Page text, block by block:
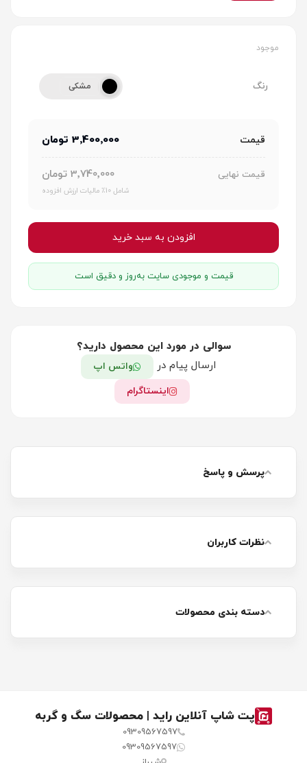
موجود
رنگ مشکی
قیمت 3٬400٬000 تومان
قیمت نهایی 3٬740٬000 تومان
شامل 10٪ مالیات ارزش افزوده
افزودن به سبد خرید
قیمت و موجودی سایت به‌روز و دقیق است
سوالی در مورد این محصول دارید؟
ارسال پیام در
واتس اپ
اینستاگرام
پرسش و پاسخ
نظرات کاربران
دسته بندی محصولات
پت شاپ آنلاین راید | محصولات سگ و گربه
09309567597
09309567597